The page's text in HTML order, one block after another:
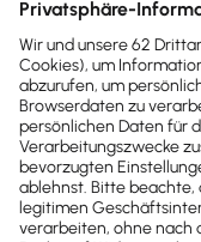
Kostenlos
Kontakt